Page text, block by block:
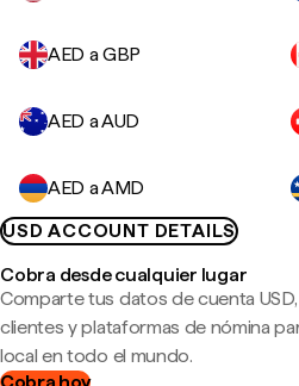
AED a GBP
AED a AUD
AED a AMD
USD ACCOUNT DETAILS
Cobra desde cualquier lugar
Comparte tus datos de cuenta USD,
clientes y plataformas de nómina
local en todo el mundo.